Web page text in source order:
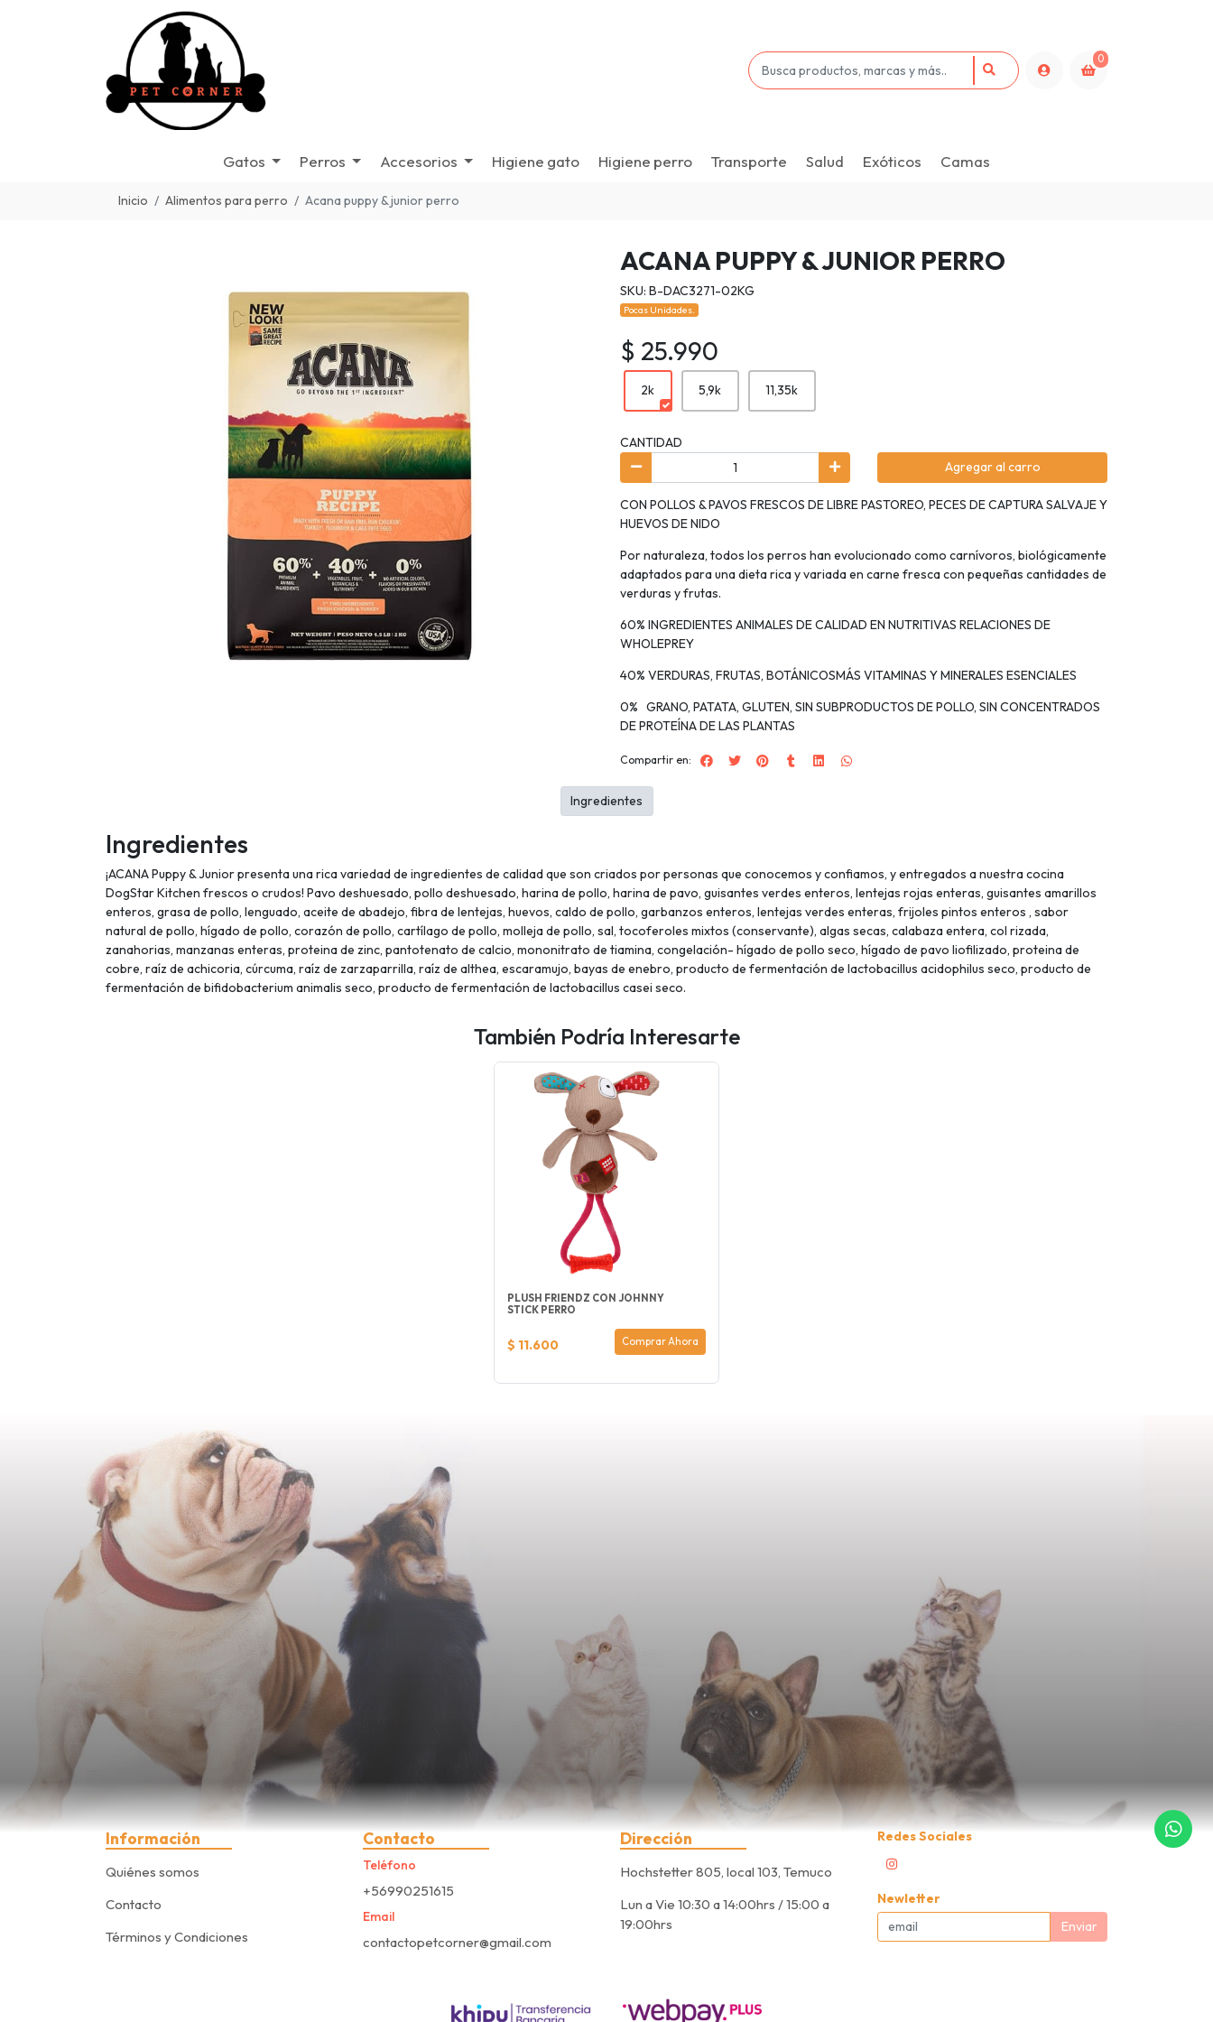
0
Gatos Perros Accesorios Higiene gato Higiene perro Transporte Salud Exóticos Camas
Inicio Alimentos para perro Acana puppy & junior perro
ACANA PUPPY & JUNIOR PERRO
SKU: B-DAC3271-02KG
Pocas Unidades.
$ 25.990
2k 5,9k 11,35k
CANTIDAD
Agregar al carro
CON POLLOS & PAVOS FRESCOS DE LIBRE PASTOREO, PECES DE CAPTURA SALVAJE Y
HUEVOS DE NIDO
Por naturaleza, todos los perros han evolucionado como carnívoros, biológicamente
adaptados para una dieta rica y variada en carne fresca con pequeñas cantidades de
verduras y frutas.
60% INGREDIENTES ANIMALES DE CALIDAD EN NUTRITIVAS RELACIONES DE
WHOLEPREY
40% VERDURAS, FRUTAS, BOTÁNICOSMÁS VITAMINAS Y MINERALES ESENCIALES
0% GRANO, PATATA, GLUTEN, SIN SUBPRODUCTOS DE POLLO, SIN CONCENTRADOS
DE PROTEÍNA DE LAS PLANTAS
Compartir en:
Ingredientes
¡ACANA Puppy & Junior presenta una rica variedad de ingredientes de calidad que son criados por personas que conocemos y confiamos, y entregados a nuestra cocina
DogStar Kitchen frescos o crudos! Pavo deshuesado, pollo deshuesado, harina de pollo, harina de pavo, guisantes verdes enteros, lentejas rojas enteras, guisantes amarillos
enteros, grasa de pollo, lenguado, aceite de abadejo, fibra de lentejas, huevos, caldo de pollo, garbanzos enteros, lentejas verdes enteras, frijoles pintos enteros , sabor
natural de pollo, hígado de pollo, corazón de pollo, cartílago de pollo, molleja de pollo, sal, tocoferoles mixtos (conservante), algas secas, calabaza entera, col rizada,
zanahorias, manzanas enteras, proteina de zinc, pantotenato de calcio, mononitrato de tiamina, congelación- hígado de pollo seco, hígado de pavo liofilizado, proteina de
cobre, raíz de achicoria, cúrcuma, raíz de zarzaparrilla, raíz de althea, escaramujo, bayas de enebro, producto de fermentación de lactobacillus acidophilus seco, producto de
fermentación de bifidobacterium animalis seco, producto de fermentación de lactobacillus casei seco.
Ingredientes
También Podría Interesarte
PLUSH FRIENDZ CON JOHNNY
STICK PERRO
$ 11.600 Comprar Ahora
Información
Quiénes somos
Contacto
Términos y Condiciones
Contacto
Teléfono
+56990251615
Email
contactopetcorner@gmail.com
Dirección
Hochstetter 805, local 103, Temuco
Lun a Vie 10:30 a 14:00hrs / 15:00 a
19:00hrs
Redes Sociales
Newletter
Enviar